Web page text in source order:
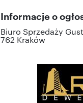
Informacje o
Biuro Sprzedaży
762 Kraków